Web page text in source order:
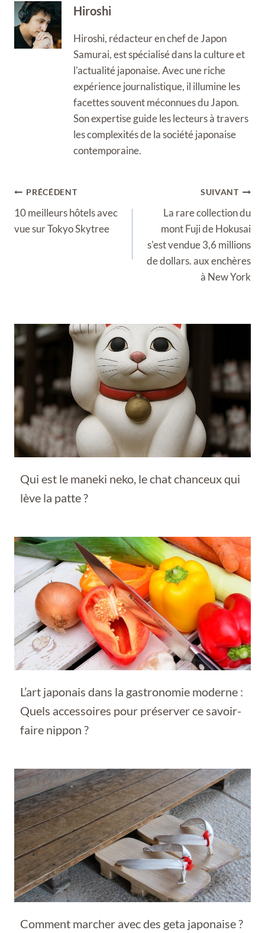
Hiroshi
Hiroshi, rédacteur en chef de Japon
Samurai, est spécialisé dans la culture et
l'actualité japonaise. Avec une riche
expérience journalistique, il illumine les
facettes souvent méconnues du Japon.
Son expertise guide les lecteurs à travers
les complexités de la société japonaise
contemporaine.
Navigation
de
PRÉCÉDENT
10 meilleurs hôtels avec
vue sur Tokyo Skytree
SUIVANT
La rare collection du
mont Fuji de Hokusai
s'est vendue 3,6 millions
de dollars. aux enchères
à New York
Qui est le maneki neko, le chat chanceux qui
lève la patte ?
L’art japonais dans la gastronomie moderne :
Quels accessoires pour préserver ce savoir-
faire nippon ?
Comment marcher avec des geta japonaise ?